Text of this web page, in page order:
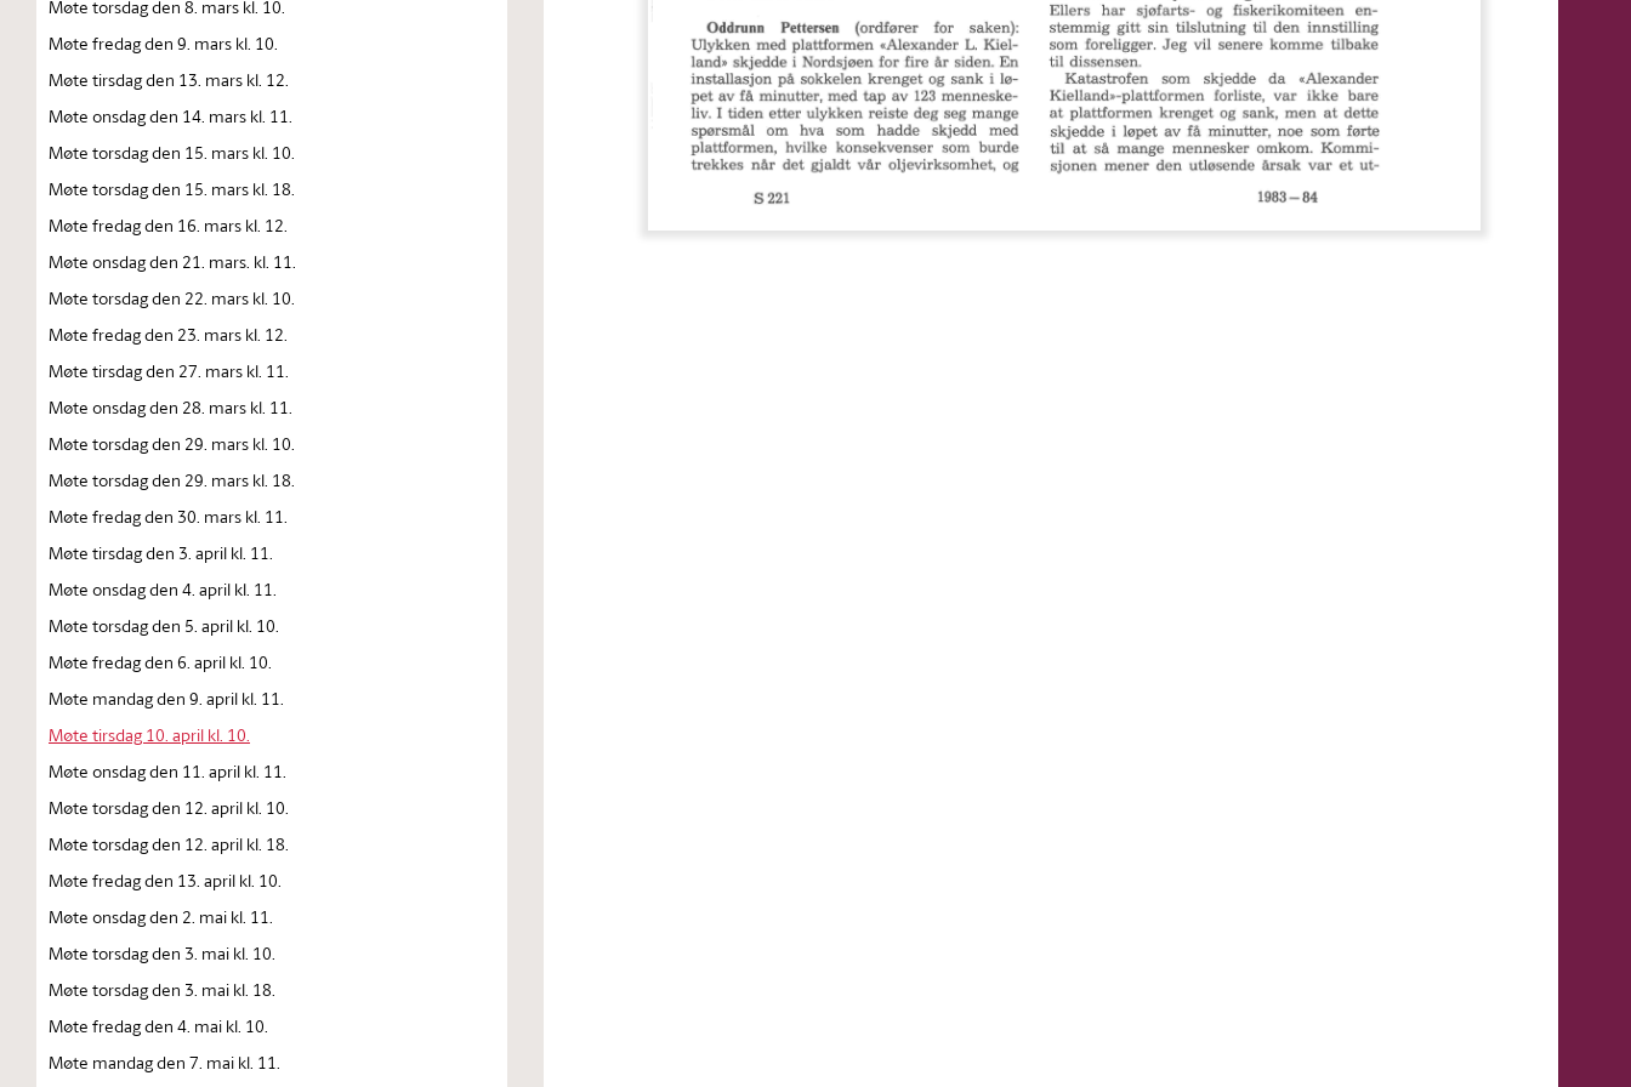
Møte torsdag den 8. mars kl. 10.
Møte fredag den 9. mars kl. 10.
Møte tirsdag den 13. mars kl. 12.
Møte onsdag den 14. mars kl. 11.
Møte torsdag den 15. mars kl. 10.
Møte torsdag den 15. mars kl. 18.
Møte fredag den 16. mars kl. 12.
Møte onsdag den 21. mars. kl. 11.
Møte torsdag den 22. mars kl. 10.
Møte fredag den 23. mars kl. 12.
Møte tirsdag den 27. mars kl. 11.
Møte onsdag den 28. mars kl. 11.
Møte torsdag den 29. mars kl. 10.
Møte torsdag den 29. mars kl. 18.
Møte fredag den 30. mars kl. 11.
Møte tirsdag den 3. april kl. 11.
Møte onsdag den 4. april kl. 11.
Møte torsdag den 5. april kl. 10.
Møte fredag den 6. april kl. 10.
Møte mandag den 9. april kl. 11.
Møte tirsdag 10. april kl. 10.
Møte onsdag den 11. april kl. 11.
Møte torsdag den 12. april kl. 10.
Møte torsdag den 12. april kl. 18.
Møte fredag den 13. april kl. 10.
Møte onsdag den 2. mai kl. 11.
Møte torsdag den 3. mai kl. 10.
Møte torsdag den 3. mai kl. 18.
Møte fredag den 4. mai kl. 10.
Møte mandag den 7. mai kl. 11.